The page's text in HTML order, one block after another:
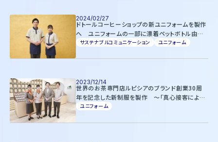
2024/02/27
ドトールコーヒーショップの新ユニフォームを製作
へ ユニフォームの一部に漂着ペットボトル由来
の素材を採用 ～環境問題への意識向上、誇りの
サステナブルコミュニケーション ユニフォーム
2023/12/14
世界のお茶専門店ルピシアのブランド創業30周
年を記念した新制服を製作 ～「真心接客による
お客様との絆づくり」を実現する上質で働きやすい
ユニフォーム